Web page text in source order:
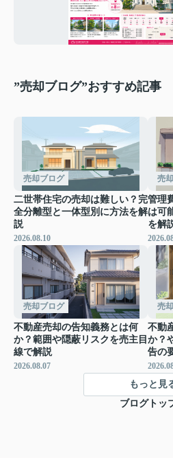
”売却ブログ”おすすめ記事
売却ブログ
二世帯住宅の売却は難しい？完
全分離型と一体型別に方法を解
説
2026.08.10
売
管理
は可
を解
売却ブログ
不動産売却の告知義務とは何
か？範囲や隠蔽リスクを売主目
線で解説
2026.08.07
売
不動
か？
告の
もっと見
ブログトッ